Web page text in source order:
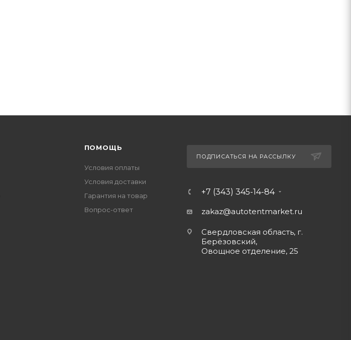
ПОМОЩЬ
Условия оплаты
Условия доставки
Гарантия на товар
Вопрос-ответ
ПОДПИСАТЬСЯ НА РАССЫЛКУ
+7 (343) 345-14-84
zakaz@autotentmarket.ru
Свердловская область, г.
Берёзовский,
Овощное отделение, 25